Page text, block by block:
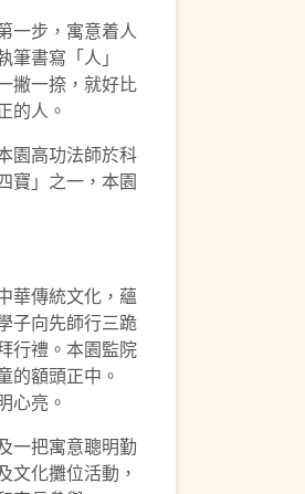
一步，寓意着人
書寫「人」
撇一捺，就好比
的人。
園高功法師於科
寶」之一，本園
華傳統文化，蘊
子向先師行三跪
行禮。本園監院
的額頭正中。
心亮。
一把寓意聰明勤
文化攤位活動，